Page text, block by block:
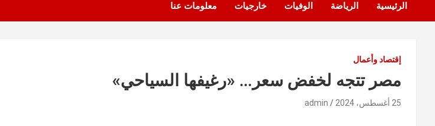
الرئيسية الرياضة الوفيات خارجيات معلومات عنا
إقتصاد وأعمال
مصر تتجه لخفض سعر… «رغيفها السياحي»
25 أغسطس، 2024 admin